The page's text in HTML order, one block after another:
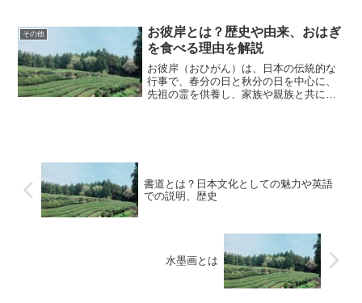
います。この神社は、スピリチュアルな
体験を求める人々や、古...
その他
お彼岸とは？歴史や由来、おはぎ
を食べる理由を解説
お彼岸（おひがん）は、日本の伝統的な
行事で、春分の日と秋分の日を中心に、
先祖の霊を供養し、家族や親族と共に過
書道とは？日本文化としての魅力や英語
での説明、歴史
水墨画とは